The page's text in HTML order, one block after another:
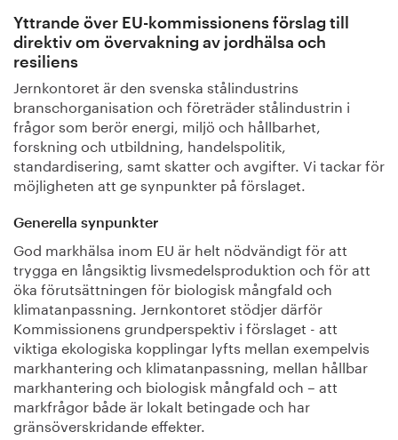
Yttrande över EU-kommissionens förslag till
direktiv om övervakning av jordhälsa och
resiliens
Jernkontoret är den svenska stålindustrins
branschorganisation och företräder stålindustrin i
frågor som berör energi, miljö och hållbarhet,
forskning och utbildning, handelspolitik,
standardisering, samt skatter och avgifter. Vi tackar för
möjligheten att ge synpunkter på förslaget.
Generella synpunkter
God markhälsa inom EU är helt nödvändigt för att
trygga en långsiktig livsmedelsproduktion och för att
öka förutsättningen för biologisk mångfald och
klimatanpassning. Jernkontoret stödjer därför
Kommissionens grundperspektiv i förslaget - att
viktiga ekologiska kopplingar lyfts mellan exempelvis
markhantering och klimatanpassning, mellan hållbar
markhantering och biologisk mångfald och – att
markfrågor både är lokalt betingade och har
gränsöverskridande effekter.